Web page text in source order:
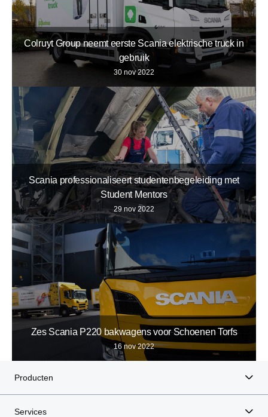
Colruyt Group neemt eerste Scania elektrische truck in
gebruik
30 nov 2022
Scania professionaliseert studentenbegeleiding met
Student Mentors
29 nov 2022
Zes Scania P220 bakwagens voor Schoenen Torfs
16 nov 2022
Producten
Services